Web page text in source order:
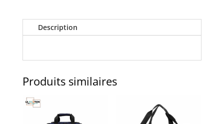
de
Description
Produits similaires